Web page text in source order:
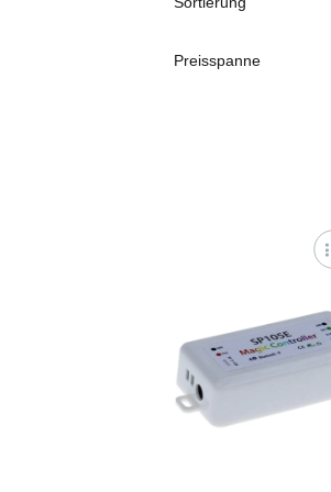
Preisspanne